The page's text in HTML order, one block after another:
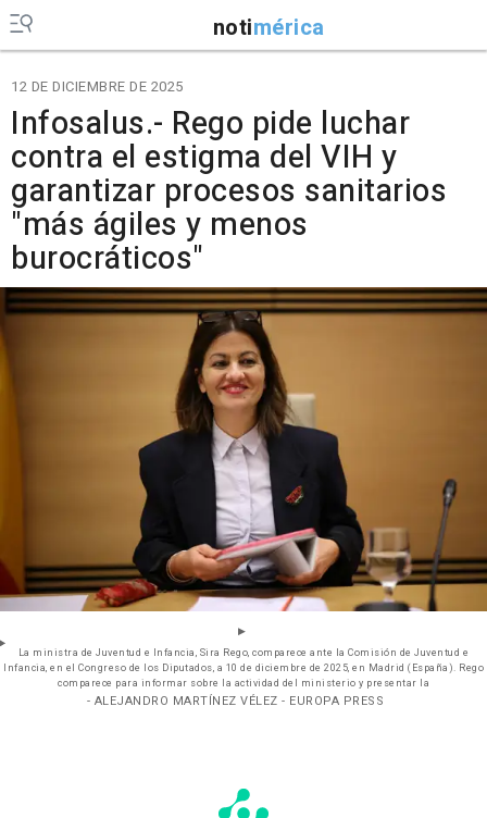
notimérica
12 DE DICIEMBRE DE 2025
Infosalus.- Rego pide luchar
contra el estigma del VIH y
garantizar procesos sanitarios
"más ágiles y menos
burocráticos"
La ministra de Juventud e Infancia, Sira Rego, comparece ante la Comisión de Juventud e
Infancia, en el Congreso de los Diputados, a 10 de diciembre de 2025, en Madrid (España). Rego
comparece para informar sobre la actividad del ministerio y presentar la
- ALEJANDRO MARTÍNEZ VÉLEZ - EUROPA PRESS